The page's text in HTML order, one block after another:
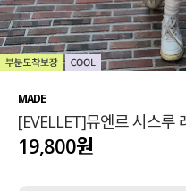
살안타템
110사이즈
티셔츠
MADE
[EVELLET]뮤엔르 시스루
19,800원